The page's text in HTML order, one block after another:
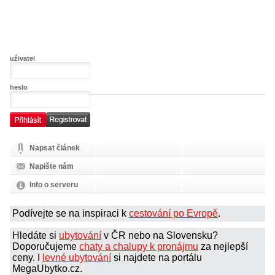
uživatel
heslo
Napsat článek
Napište nám
Info o serveru
Podívejte se na inspiraci k cestování po Evropě.
Hledáte si ubytování v ČR nebo na Slovensku?
Doporučujeme chaty a chalupy k pronájmu za nejlepší
ceny. I
levné ubytování si najdete na portálu
MegaUbytko.cz.